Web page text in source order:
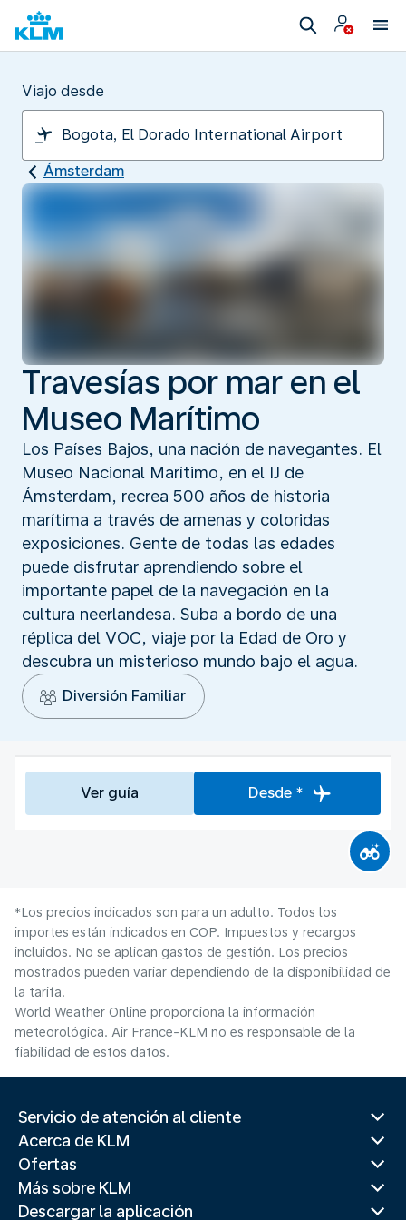
Viajo desde
Ámsterdam
Travesías por mar en el
Museo Marítimo
Los Países Bajos, una nación de navegantes. El
Museo Nacional Marítimo, en el IJ de
Ámsterdam, recrea 500 años de historia
marítima a través de amenas y coloridas
exposiciones. Gente de todas las edades
puede disfrutar aprendiendo sobre el
importante papel de la navegación en la
cultura neerlandesa. Suba a bordo de una
réplica del VOC, viaje por la Edad de Oro y
descubra un misterioso mundo bajo el agua.
Diversión Familiar
Ver guía Desde *
*Los precios indicados son para un adulto. Todos los
importes están indicados en COP. Impuestos y recargos
incluidos. No se aplican gastos de gestión. Los precios
mostrados pueden variar dependiendo de la disponibilidad de
la tarifa.
World Weather Online proporciona la información
meteorológica. Air France-KLM no es responsable de la
fiabilidad de estos datos.
Servicio de atención al cliente
Acerca de KLM
Ofertas
Más sobre KLM
Descargar la aplicación